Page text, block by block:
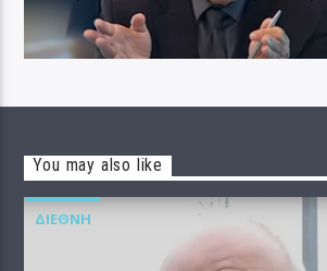
You may also like
ΔΙΕΘΝΉ